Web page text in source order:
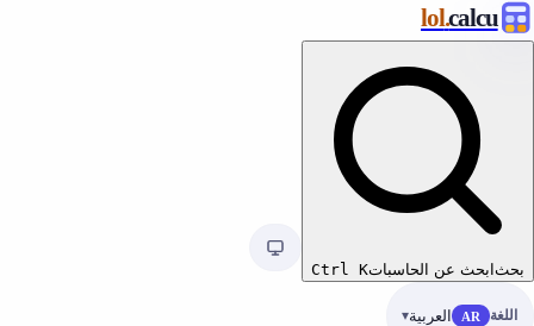
calcu
.lol
بحث ابحث عن الحاسبات Ctrl K
اللغة AR العربية